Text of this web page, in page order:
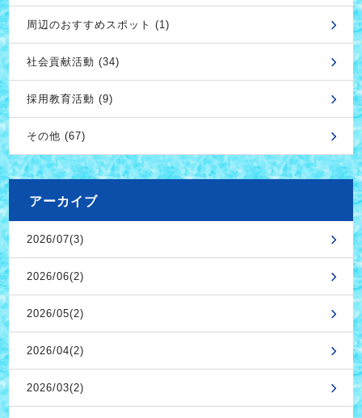
周辺のおすすめスポット (1)
社会貢献活動 (34)
採用教育活動 (9)
その他 (67)
アーカイブ
2026/07(3)
2026/06(2)
2026/05(2)
2026/04(2)
2026/03(2)